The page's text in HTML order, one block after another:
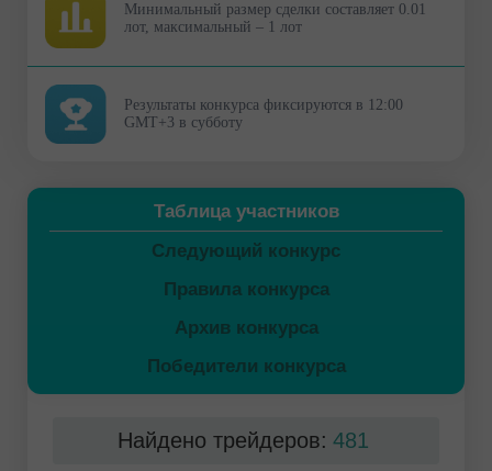
Минимальный размер сделки составляет 0.01
лот, максимальный – 1 лот
Результаты конкурса фиксируются в 12:00
GMT+3 в субботу
Таблица участников
Следующий конкурс
Правила конкурса
Архив конкурса
Победители конкурса
Найдено трейдеров: 481